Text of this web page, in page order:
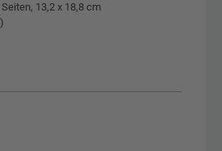
13,2 x 18,8 cm